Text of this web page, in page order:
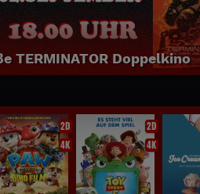
NEU: SPIDER MAN BRAND
2D 3D
Jetzt täglich bei uns im
2D
4K
2D
4K